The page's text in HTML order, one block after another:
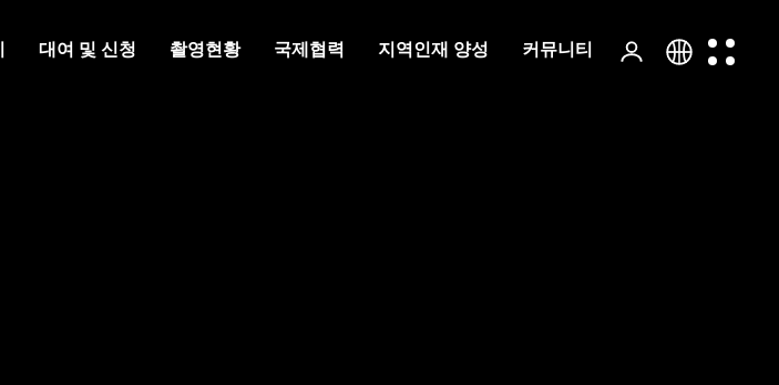
대여 및 신청 촬영현황 국제협력 지역인재 양성
커뮤니티